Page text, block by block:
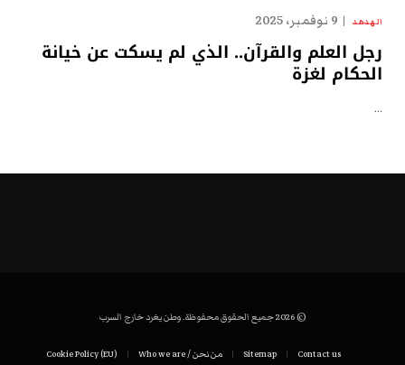
الهدهد 9 نوفمبر، 2025
رجل العلم والقرآن.. الذي لم يسكت عن خيانة
الحكام لغزة
…
© 2026 جميع الحقوق محفوظة. وطن يغرد خارج السرب
Contact us
Sitemap من نحن / Who we are Cookie Policy (EU)